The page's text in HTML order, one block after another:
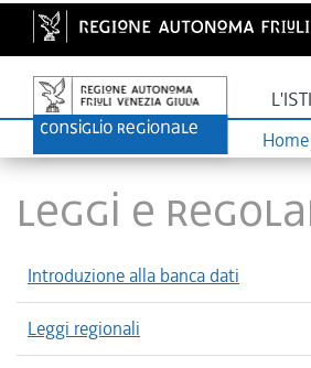
LEGGI E
Introduzione alla banca dati
Leggi regionali